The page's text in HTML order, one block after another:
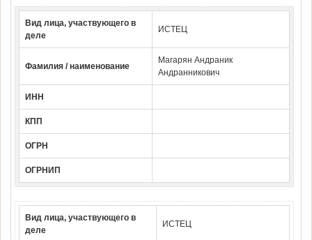
Вид лица, участвующего в
деле
ИСТЕЦ
Фамилия / наименование
Магарян Андраник
Андранникович
ИНН
КПП
ОГРН
ОГРНИП
Вид лица, участвующего в
деле
ИСТЕЦ